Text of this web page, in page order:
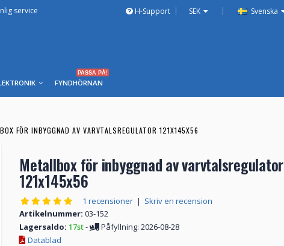
service H-Support SEK | Svenska
FYNDHÖRNAN
PASSA PÅ!
FÖR INBYGGNAD AV VARVTALSREGULATOR 121X145X56
Metallbox för inbyggnad av varvtalsregulator
121x145x56
1 recensioner | Skriv en recension
Artikelnummer: 03-152
Lagersaldo: 17st-
Påfyllning: 2026-08-28
Datablad